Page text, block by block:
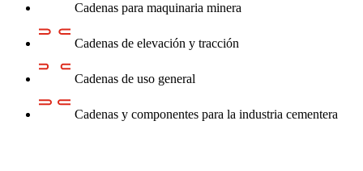
Cadenas para maquinaria minera
Cadenas de elevación y tracción
Cadenas de uso general
Cadenas y componentes para la industria cementera